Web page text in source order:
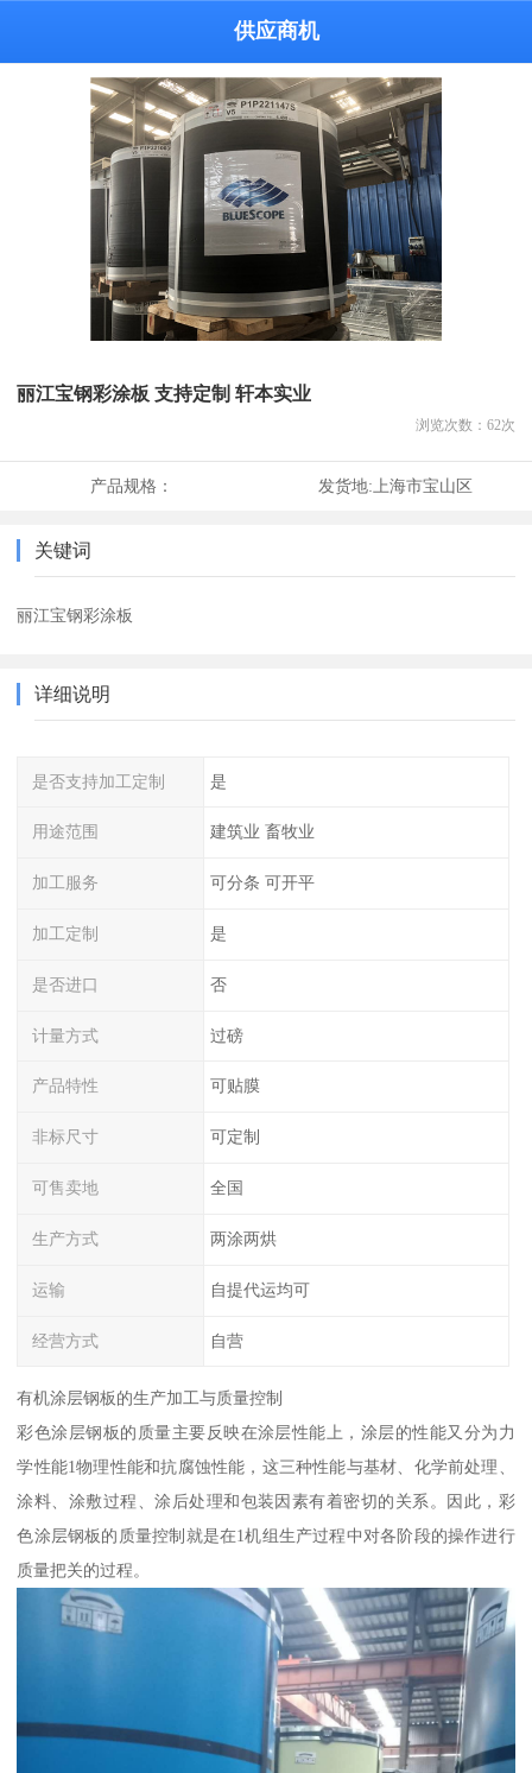
供应商机
丽江宝钢彩涂板 支持定制 轩本实业
浏览次数： 62次
产品规格： 发货地:上海市宝山区
关键词
丽江宝钢彩涂板
详细说明
是否支持加工定制 是
用途范围 建筑业 畜牧业
加工服务 可分条 可开平
加工定制 是
是否进口 否
计量方式 过磅
产品特性 可贴膜
非标尺寸 可定制
可售卖地 全国
生产方式 两涂两烘
运输 自提代运均可
经营方式 自营
有机涂层钢板的生产加工与质量控制
彩色涂层钢板的质量主要反映在涂层性能上，涂层的性能又分为力
学性能1物理性能和抗腐蚀性能，这三种性能与基材、化学前处理、
涂料、涂敷过程、涂后处理和包装因素有着密切的关系。因此，彩
色涂层钢板的质量控制就是在1机组生产过程中对各阶段的操作进行
质量把关的过程。